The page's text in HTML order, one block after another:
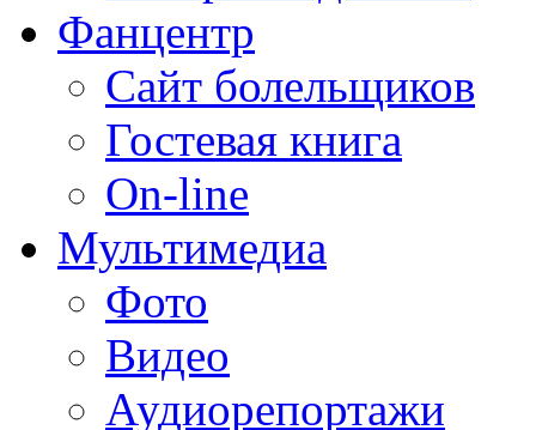
Фанцентр
Сайт болельщиков
Гостевая книга
On-line
Мультимедиа
Фото
Видео
Аудиорепортажи